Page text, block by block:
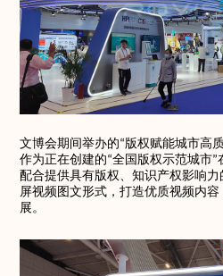
文博会期间举办的“版权赋能城市高
作为正在创建的“全国版权示范城市
配合提供具有版权、知识产权影响
屏视频图文形式，打造优质视频内
展。